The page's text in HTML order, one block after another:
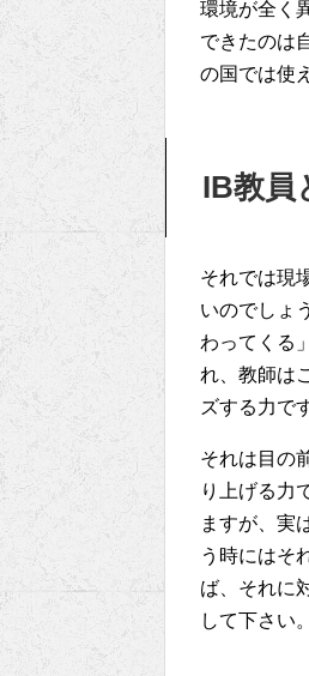
環境が全く
できたのは
の国では使
IB教員
それでは現
いのでしょ
わってくる
れ、教師は
ズする力で
それは目の
り上げる力
ますが、実
う時にはそ
ば、それに
して下さい。